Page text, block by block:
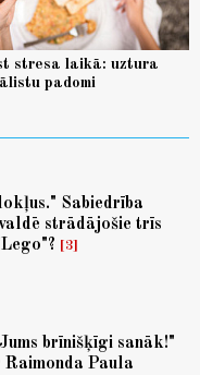
stresa laikā: uztura
padomi
Sabiedrība
strādājošie trīs
3
brīnišķīgi sanāk!"
Raimonda Paula